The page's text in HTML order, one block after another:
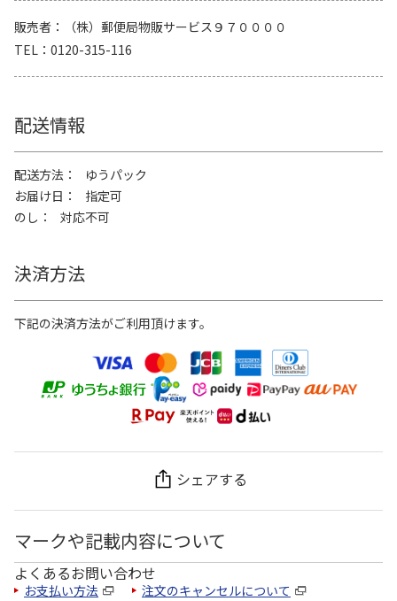
販売者
（株）郵便局物販サービス９７００００
TEL
0120-315-116
配送情報
配送方法
ゆうパック
お届け日
指定可
のし
対応不可
決済方法
下記の決済方法がご利用頂けます。
シェアする
マークや記載内容について
よくあるお問い合わせ
お支払い方法 注文のキャンセルについて